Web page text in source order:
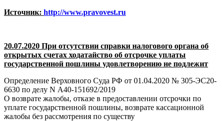
Источник: http://www.pravovest.ru
20.07.2020 При отсутствии справки налогового органа об
открытых счетах ходатайство об отсрочке уплаты
государственной пошлины удовлетворению не подлежит
Определение Верховного Суда РФ от 01.04.2020 № 305-ЭС20-
6630 по делу N А40-151692/2019
О возврате жалобы, отказе в предоставлении отсрочки по
уплате государственной пошлины, возврате кассационной
жалобы без рассмотрения по существу